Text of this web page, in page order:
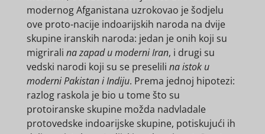
modernog Afganistana uzrokovao je šodjelu
ove proto-nacije indoarijskih naroda na dvije
skupine iranskih naroda: jedan je onih koji su
migrirali na zapad u moderni Iran, i drugi su
vedski narodi koji su se preselili na istok u
moderni Pakistan i Indiju. Prema jednoj hipotezi:
razlog raskola je bio u tome što su
protoiranske skupine možda nadvladale
protovedske indoarijske skupine, potiskujući ih